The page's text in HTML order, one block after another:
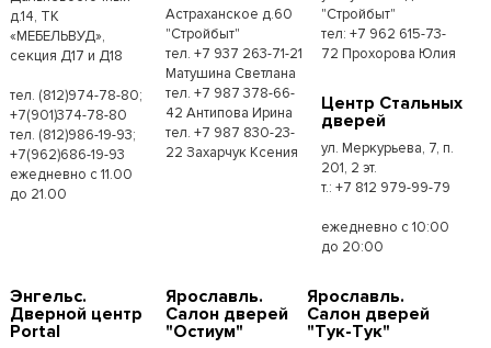
д.14, ТК
«МЕБЕЛЬВУД»,
секция Д17 и Д18
тел. (812)974-78-80;
+7(901)374-78-80
тел. (812)986-19-93;
+7(962)686-19-93
ежедневно с 11.00
до 21.00
Астраханское д.60
"Стройбыт"
тел. +7 937 263-71-21
Матушина Светлана
тел. +7 987 378-66-
42 Антипова Ирина
тел. +7 987 830-23-
22 Захарчук Ксения
"Стройбыт"
тел: +7 962 615-73-
72 Прохорова Юлия
Центр Стальных
дверей
ул. Меркурьева, 7, п.
201, 2 эт.
т.: +7 812 979-99-79
ежедневно с 10:00
до 20:00
Энгельс.
Дверной центр
Portal
Ярославль.
Салон дверей
"Остиум"
Ярославль.
Салон дверей
"Тук-Тук"